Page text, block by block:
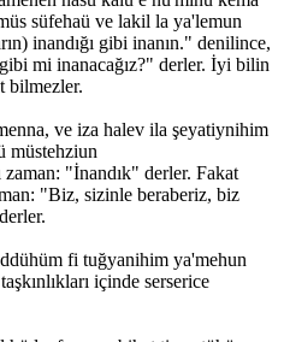
süfehaü ve lakil la ya'lemun
inandığı gibi inanın." denilince,
mi inanacağız?" derler. İyi bilin
bilmezler.
ve iza halev ila şeyatiynihim
müstehziun
zaman: "İnandık" derler. Fakat
"Biz, sizinle beraberiz, biz
fi tuğyanihim ya'mehun
içinde serserice